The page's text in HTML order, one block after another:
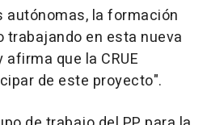
autónomas, la formación
trabajando en esta nueva
que la CRUE
de este proyecto".